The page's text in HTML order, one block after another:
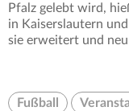
Pfalz gelebt wird,
in Kaiserslautern
sie erweitert und
Fußball